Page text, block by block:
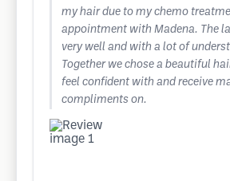
my hair due to my chemo
appointment with Madena. The
very well and with a lot of
Together we chose a beautiful
feel confident with and receive
compliments on.